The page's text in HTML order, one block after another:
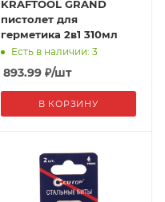
KRAFTOOL GRAND
пистолет для
герметика 2в1 310мл
Есть в наличии: 3
893.99₽/шт
В КОРЗИНУ